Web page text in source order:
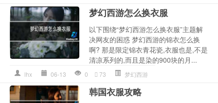
梦幻西游怎么换衣服
以下围绕“梦幻西游怎么换衣服”主题解
决网友的困惑 梦幻西游的锦衣怎么换
啊? 那是限定锦衣青花瓷,衣服也是,不是
清凉系列的,而且是染的900块的月...
lhx 06-13 0 73 梦幻西游
韩国衣服攻略